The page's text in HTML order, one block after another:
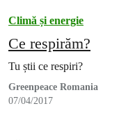
Climă și energie
Ce respirăm?
Tu știi ce respiri?
Greenpeace Romania
07/04/2017